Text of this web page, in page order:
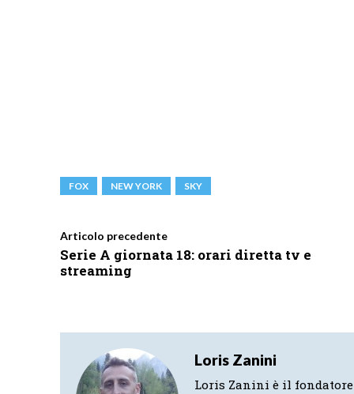
FOX NEW YORK SKY
Articolo precedente
Serie A giornata 18: orari diretta tv e
streaming
Loris Zanini
Loris Zanini è il